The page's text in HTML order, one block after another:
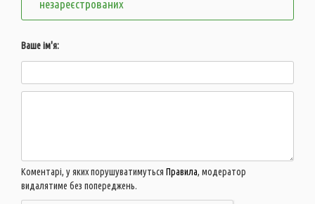
незареєстрованих
Ваше ім'я:
Коментарі, у яких порушуватимуться Правила, модератор
видалятиме без попереджень.